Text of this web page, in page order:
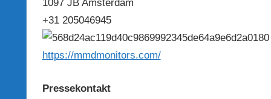
1097 JB Amsterdam
+31 205046945
https://mmdmonitors.com/
Pressekontakt